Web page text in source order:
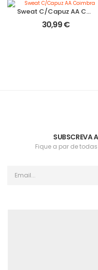
Sweat C/Capuz AA Coimbra
30,99€
SUBSCREVA
Fique a par de